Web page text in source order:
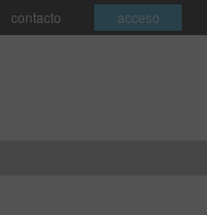
contacto acceso